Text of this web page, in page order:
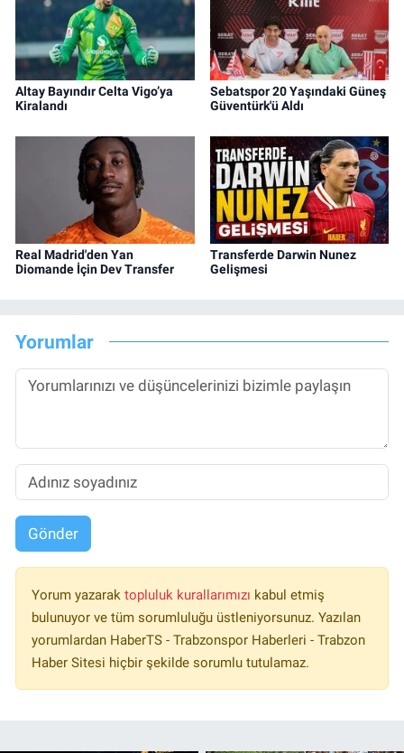
Altay Bayındır Celta Vigo’ya
Kiralandı
Sebatspor 20 Yaşındaki Güneş
Güventürk'ü Aldı
Real Madrid'den Yan
Diomande İçin Dev Transfer
Transferde Darwin Nunez
Gelişmesi
Yorumlar
Gönder
Yorum yazarak topluluk kurallarımızı kabul etmiş
bulunuyor ve tüm sorumluluğu üstleniyorsunuz. Yazılan
yorumlardan HaberTS - Trabzonspor Haberleri - Trabzon
Haber Sitesi hiçbir şekilde sorumlu tutulamaz.